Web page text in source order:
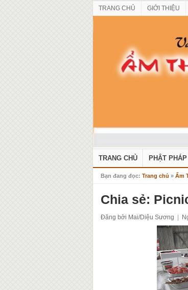
TRANG CHỦ GIỚI THIỆU
TRANG CHỦ PHẬT PHÁP
Bạn đang đọc: Trang chủ » Ẩm
Chia sẻ:
Đăng bởi Mai/Diệu Sương